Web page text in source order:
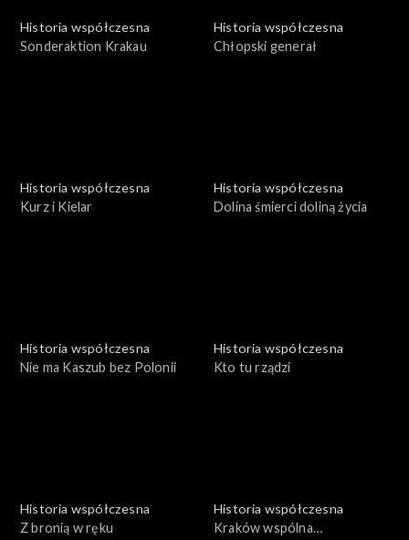
Historia współczesna
Sonderaktion Krakau
Historia współczesna
Chłopski generał
Historia współczesna
Kurz i Kielar
Historia współczesna
Dolina śmierci doliną życia
Historia współczesna
Nie ma Kaszub bez Polonii
Historia współczesna
Kto tu rządzi
Historia współczesna
Z bronią w ręku
Historia współczesna
Kraków wspólna